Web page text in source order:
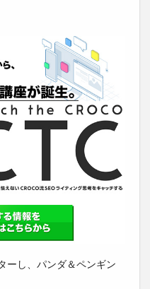
ーし、パンダ＆ペンギン